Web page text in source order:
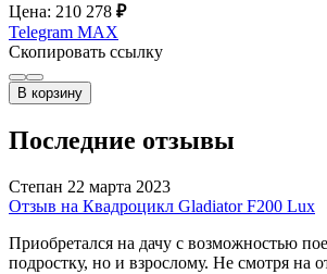
Цена: 210 278 ₽
Telegram MAX
Скопировать ссылку
В корзину
Последние отзывы
Степан 22 марта 2023
Отзыв на Квадроцикл Gladiator F200 Lux
Приобретался на дачу с возможностью
подростку, но и взрослому. Не смотря на